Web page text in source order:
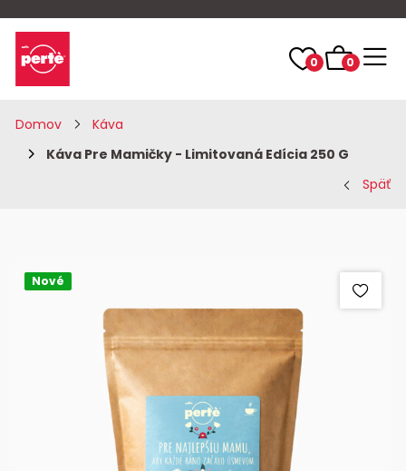
0 0
Domov
Káva
Káva Pre Mamičky - Limitovaná Edícia 250 G
Späť
Nové